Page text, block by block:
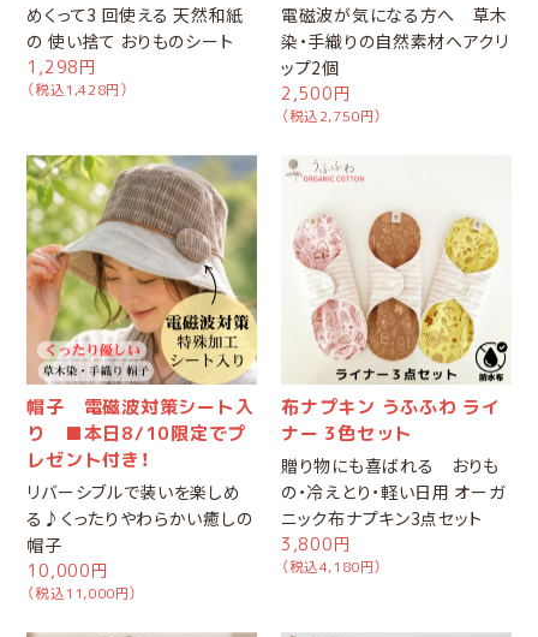
めくって3 回使える 天然和紙
の 使い捨て おりものシート
1,298円
（税込1,428円）
電磁波が気になる方へ 草木
染・手織りの自然素材ヘアクリ
ップ2個
2,500円
（税込2,750円）
帽子 電磁波対策シート入
り ■本日8/10限定でプ
レゼント付き！
リバーシブルで装いを楽しめ
る♪くったりやわらかい癒しの
帽子
10,000円
（税込11,000円）
布ナプキン うふふわ ライ
ナー 3色セット
贈り物にも喜ばれる おりも
の・冷えとり・軽い日用 オーガ
ニック布ナプキン3点セット
3,800円
（税込4,180円）